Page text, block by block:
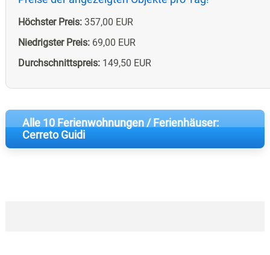
Höchster Preis:357,00 EUR
Niedrigster Preis:69,00 EUR
Durchschnittspreis:149,50 EUR
Alle 10 Ferienwohnungen / Ferienhäuser:
Cerreto Guidi